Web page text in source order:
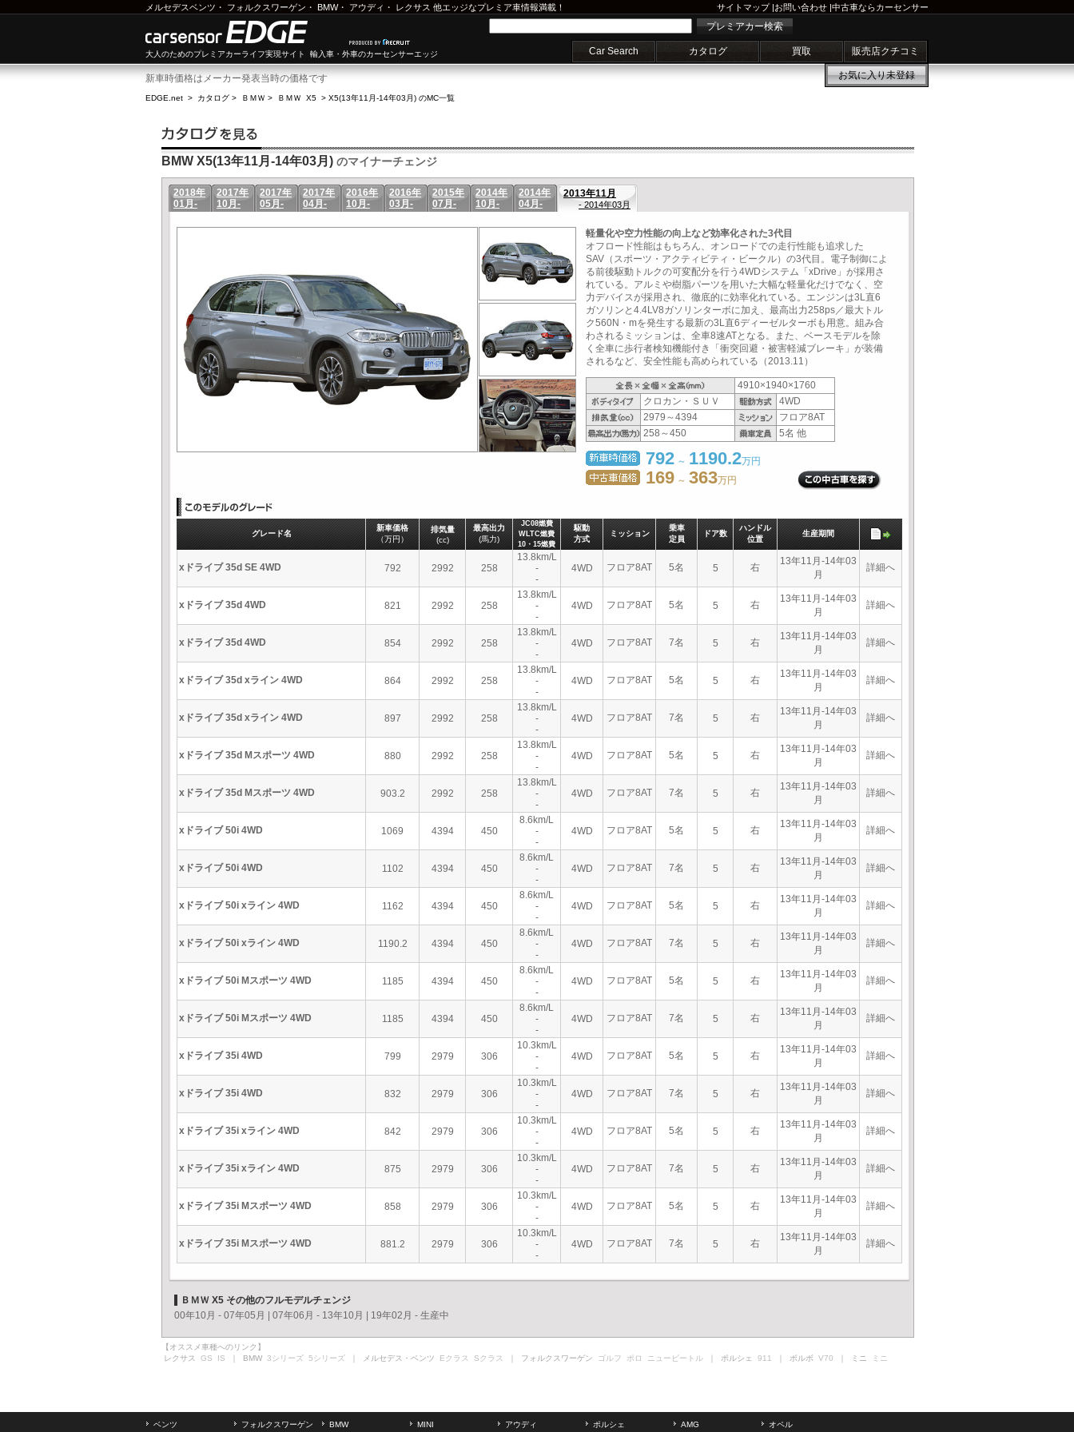
メルセデスベンツ ・ フォルクスワーゲン ・ BMW・ アウディ ・ レクサス 他エッジなプレミア車情報満載！ サイトマップ|お問い合わせ |中古車ならカーセンサー
大人のためのプレミアカーライフ実現サイト 輸入車・外車のカーセンサーエッジ
プレミアカー検索
Car Search カタログ 買取 販売店クチコミ
お気に入り未登録
新車時価格はメーカー発表当時の価格です
EDGE.net > カタログ > ＢＭＷ > ＢＭＷ X5 > X5(13年11月-14年03月) のMC一覧
BMW X5(13年11月-14年03月) のマイナーチェンジ
2018年
01月-
2017年
10月-
2017年
05月-
2017年
04月-
2016年
10月-
2016年
03月-
2015年
07月-
2014年
10月-
2014年
04月-
2013年11月
- 2014年03月
軽量化や空力性能の向上など効率化された3代目
オフロード性能はもちろん、オンロードでの走行性能も追求した
SAV（スポーツ・アクティビティ・ビークル）の3代目。電子制御によ
る前後駆動トルクの可変配分を行う4WDシステム「xDrive」が採用さ
れている。アルミや樹脂パーツを用いた大幅な軽量化だけでなく、空
力デバイスが採用され、徹底的に効率化れている。エンジンは3L直6
ガソリンと4.4LV8ガソリンターボに加え、最高出力258ps／最大トル
ク560N・mを発生する最新の3L直6ディーゼルターボも用意。組み合
わされるミッションは、全車8速ATとなる。また、ベースモデルを除
く全車に歩行者検知機能付き「衝突回避・被害軽減ブレーキ」が装備
されるなど、安全性能も高められている（2013.11）
4910×1940×1760
クロカン・ＳＵＶ
4WD
2979～4394
フロア8AT
258～450
5名 他
792 ～ 1190.2万円
169 ～ 363万円
グレード名
新車価格
（万円）
排気量
(cc)
最高出力
(馬力)
JC08燃費
WLTC燃費
10・15燃費
駆動
方式
ミッション
乗車
定員
ドア数
ハンドル
位置
生産期間
xドライブ 35d SE 4WD 792 2992 258
13.8km/L
-
-
4WD フロア8AT 5名 5 右
13年11月-14年03
月
詳細へ
xドライブ 35d 4WD 821 2992 258
13.8km/L
-
-
4WD フロア8AT 5名 5 右
13年11月-14年03
月
詳細へ
xドライブ 35d 4WD 854 2992 258
13.8km/L
-
-
4WD フロア8AT 7名 5 右
13年11月-14年03
月
詳細へ
xドライブ 35d xライン 4WD 864 2992 258
13.8km/L
-
-
4WD フロア8AT 5名 5 右
13年11月-14年03
月
詳細へ
xドライブ 35d xライン 4WD 897 2992 258
13.8km/L
-
-
4WD フロア8AT 7名 5 右
13年11月-14年03
月
詳細へ
xドライブ 35d Mスポーツ 4WD 880 2992 258
13.8km/L
-
-
4WD フロア8AT 5名 5 右
13年11月-14年03
月
詳細へ
xドライブ 35d Mスポーツ 4WD 903.2 2992 258
13.8km/L
-
-
4WD フロア8AT 7名 5 右
13年11月-14年03
月
詳細へ
xドライブ 50i 4WD 1069 4394 450
8.6km/L
-
-
4WD フロア8AT 5名 5 右
13年11月-14年03
月
詳細へ
xドライブ 50i 4WD 1102 4394 450
8.6km/L
-
-
4WD フロア8AT 7名 5 右
13年11月-14年03
月
詳細へ
xドライブ 50i xライン 4WD 1162 4394 450
8.6km/L
-
-
4WD フロア8AT 5名 5 右
13年11月-14年03
月
詳細へ
xドライブ 50i xライン 4WD 1190.2 4394 450
8.6km/L
-
-
4WD フロア8AT 7名 5 右
13年11月-14年03
月
詳細へ
xドライブ 50i Mスポーツ 4WD 1185 4394 450
8.6km/L
-
-
4WD フロア8AT 5名 5 右
13年11月-14年03
月
詳細へ
xドライブ 50i Mスポーツ 4WD 1185 4394 450
8.6km/L
-
-
4WD フロア8AT 7名 5 右
13年11月-14年03
月
詳細へ
xドライブ 35i 4WD 799 2979 306
10.3km/L
-
-
4WD フロア8AT 5名 5 右
13年11月-14年03
月
詳細へ
xドライブ 35i 4WD 832 2979 306
10.3km/L
-
-
4WD フロア8AT 7名 5 右
13年11月-14年03
月
詳細へ
xドライブ 35i xライン 4WD 842 2979 306
10.3km/L
-
-
4WD フロア8AT 5名 5 右
13年11月-14年03
月
詳細へ
xドライブ 35i xライン 4WD 875 2979 306
10.3km/L
-
-
4WD フロア8AT 7名 5 右
13年11月-14年03
月
詳細へ
xドライブ 35i Mスポーツ 4WD 858 2979 306
10.3km/L
-
-
4WD フロア8AT 5名 5 右
13年11月-14年03
月
詳細へ
xドライブ 35i Mスポーツ 4WD 881.2 2979 306
10.3km/L
-
-
4WD フロア8AT 7名 5 右
13年11月-14年03
月
詳細へ
ＢＭＷ X5 その他のフルモデルチェンジ
00年10月 - 07年05月
07年06月 - 13年10月 19年02月 - 生産中
【オススメ車種へのリンク】
レクサス GS IS ｜ BMW 3シリーズ 5シリーズ ｜ メルセデス・ベンツ Eクラス Sクラス ｜ フォルクスワーゲン ゴルフ ポロ ニュービートル ｜ ポルシェ 911 ｜ ボルボ V70 ｜ ミニ ミニ
ベンツ フォルクスワーゲン BMW MINI アウディ ポルシェ AMG オペル